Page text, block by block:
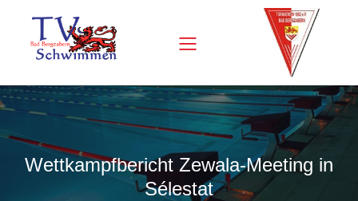
Wettkampfbericht Zewala-Meeting in
Sélestat